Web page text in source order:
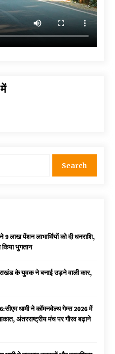
पेंशन लाभार्थियों को दी धनराशि, ₹
भुगतान
के युवक ने बनाई उड़ने वाली कार,
धामी ने कॉमनवेल्थ गेम्स 2026 में
अंतरराष्ट्रीय मंच पर गौरव बढ़ाने